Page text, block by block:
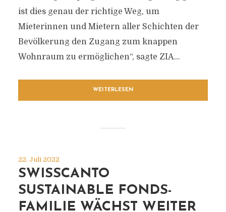
ist dies genau der richtige Weg, um
Mieterinnen und Mietern aller Schichten der
Bevölkerung den Zugang zum knappen
Wohnraum zu ermöglichen“, sagte ZIA...
WEITERLESEN
22. Juli 2022
SWISSCANTO
SUSTAINABLE FONDS-
FAMILIE WÄCHST WEITER